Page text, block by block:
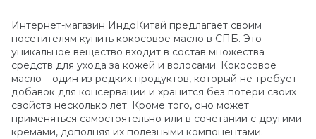
Интернет-магазин ИндоКитай предлагает своим
посетителям купить кокосовое масло в СПБ. Это
уникальное вещество входит в состав множества
средств для ухода за кожей и волосами. Кокосовое
масло – один из редких продуктов, который не требует
добавок для консервации и хранится без потери своих
свойств несколько лет. Кроме того, оно может
применяться самостоятельно или в сочетании с другими
кремами, дополняя их полезными компонентами.